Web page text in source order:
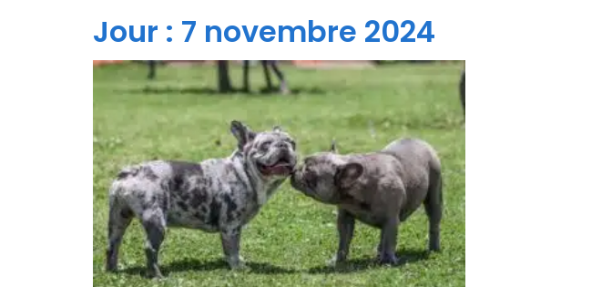
Jour : 7 novembre 2024